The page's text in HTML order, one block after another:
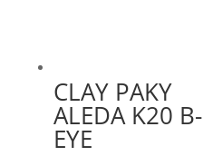
CLAY PAKY
ALEDA K20 B-
EYE